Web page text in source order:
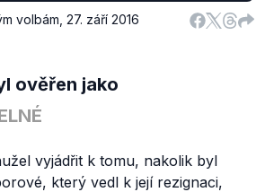
volbám 27. září 2016
ověřen jako
vyjádřit k tomu, nakolik byl
který vedl k její rezignaci,